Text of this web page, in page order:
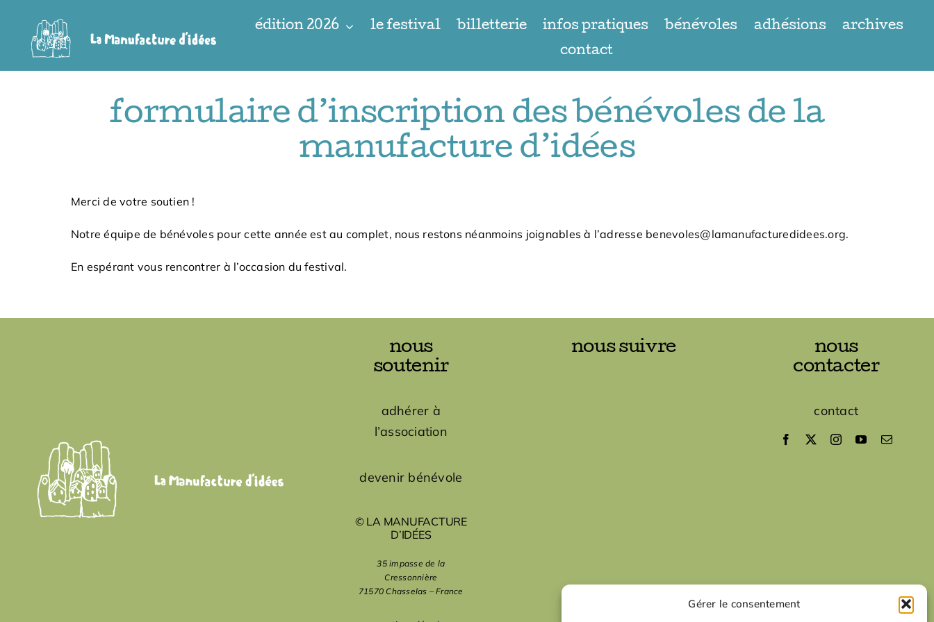
Gérer le consentement
contenu
édition 2026 le festival billetterie infos pratiques bénévoles adhésions
archives
contact
formulaire d’inscription des bénévoles de la
manufacture d’idées
Merci de votre soutien !
Notre équipe de bénévoles pour cette année est au complet, nous restons néanmoins joignables à l’adresse benevoles@lamanufacturedidees.org.
En espérant vous rencontrer à l’occasion du festival.
nous
soutenir
adhérer à
l’association
devenir bénévole
© LA MANUFACTURE
D’IDÉES
35 impasse de la
Cressonnière
71570 Chasselas – France
nous suivre
nous
contacter
contact